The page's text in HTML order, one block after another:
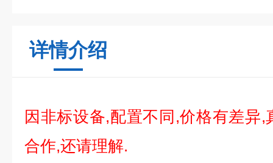
详情介绍
因非标设备,配置不同,价格有差异
合作,还请理解.